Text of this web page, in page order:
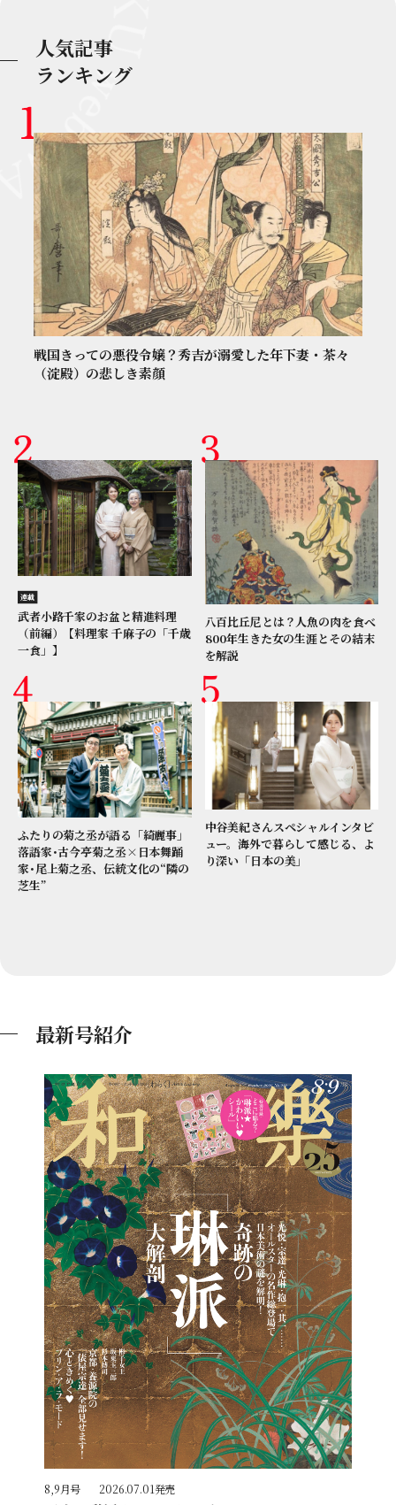
人気記事
ランキング
戦国きっての悪役令嬢？秀吉が溺愛した年下妻・茶々
（淀殿）の悲しき素顔
連載
武者小路千家のお盆と精進料理
（前編）【料理家 千麻子の「千歳
一食」】
八百比丘尼とは？人魚の肉を食べ
800年生きた女の生涯とその結末
を解説
ふたりの菊之丞が語る「綺麗事」
落語家･古今亭菊之丞×日本舞踊
家･尾上菊之丞、伝統文化の“隣の
芝生”
中谷美紀さんスペシャルインタビ
ュー。海外で暮らして感じる、よ
り深い「日本の美」
最新号紹介
8,9月号 2026.07.01発売